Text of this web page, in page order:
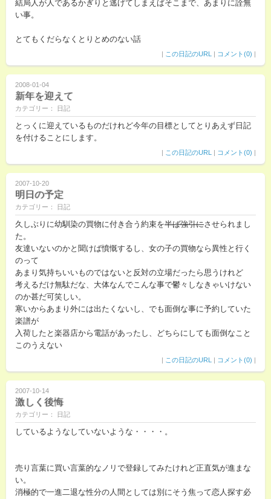
結局人が人であるかぎりと逃げてしまえばそこまで、あまりに詮無
い事。
とてもくだらなくとりとめのない話
| この日記のURL | コメント(0) |
2008-01-04
新年を迎えて
カテゴリー： 日記
とっくに迎えているものだけれど今年の目標としてとりあえず日記
を付けることにします。
| この日記のURL | コメント(0) |
2007-10-20
明日の予定
カテゴリー： 日記
久しぶりに幼馴染の買物に付き合う約束を半ば強引にさせられまし
た。
友達いないのかと聞けば憤慨するし、女の子の買物なら異性と行く
のって
あまり気持ちいいものではないと反対の立場だったら思うけれど
考えるだけ無駄だな、大体なんでこんな事で鬱々しなきゃいけない
のか甚だ可笑しい。
寒いからあまり外には出たくないし、でも面倒な事に予約していた
楽譜が
入荷したと楽器店から電話があったし、どちらにしても面倒なこと
このうえない
| この日記のURL | コメント(0) |
2007-10-14
激しく後悔
カテゴリー： 日記
しているようなしていないような・・・・。
売り言葉に買い言葉的なノリで登録してみたけれど正直気が進まな
い。
消極的で一進二退な性分の人間としては別にそう焦って恋人探す必